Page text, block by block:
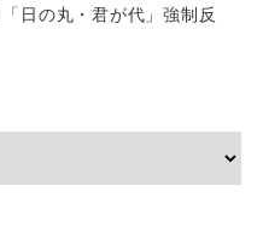
日の丸・君が代」強制反